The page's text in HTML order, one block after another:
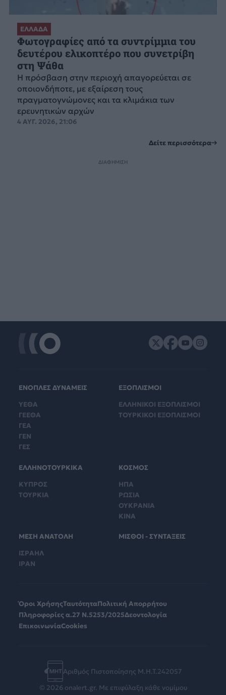
ΕΛΛΑΔΑ
Φωτογραφίες από τα συντρίμμια του
δευτέρου ελικοπτέρο που συνετρίβη
στη Ψάθα
Η πρόσβαση στην περιοχή απαγορεύεται σε
οποιονδήποτε, με εξαίρεση τους
πραγματογνώμονες και τα κλιμάκια των
ερευνητικών αρχών
4 ΑΥΓ. 2026, 21:06
Δείτε περισσότερα
ΔΙΑΦΗΜΙΣΗ
ΕΝΟΠΛΕΣ ΔΥΝΑΜΕΙΣ
ΥΕΘΑ
ΓΕΕΘΑ
ΓΕΑ
ΓΕΝ
ΓΕΣ
ΕΞΟΠΛΙΣΜΟΙ
ΕΛΛΗΝΙΚΟΙ ΕΞΟΠΛΙΣΜΟΙ
ΤΟΥΡΚΙΚΟΙ ΕΞΟΠΛΙΣΜΟΙ
ΕΛΛΗΝΟΤΟΥΡΚΙΚΑ
ΚΥΠΡΟΣ
ΤΟΥΡΚΙΑ
ΚΟΣΜΟΣ
ΗΠΑ
ΡΩΣΙΑ
ΟΥΚΡΑΝΙΑ
ΚΙΝΑ
ΜΕΣΗ ΑΝΑΤΟΛΗ
ΙΣΡΑΗΛ
ΙΡΑΝ
ΜΙΣΘΟΙ - ΣΥΝΤΑΞΕΙΣ
Όροι ΧρήσηςΤαυτότηταΠολιτική Απορρήτου
Πληροφορίες α.27 Ν.5253/2025Δεοντολογία
ΕπικοινωνίαCookies
Αριθμός Πιστοποίησης Μ.Η.Τ.242057
© 2026 onalert.gr. Με επιφύλαξη κάθε νομίμου